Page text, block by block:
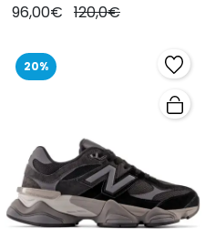
96,00€ 120,0€
20%